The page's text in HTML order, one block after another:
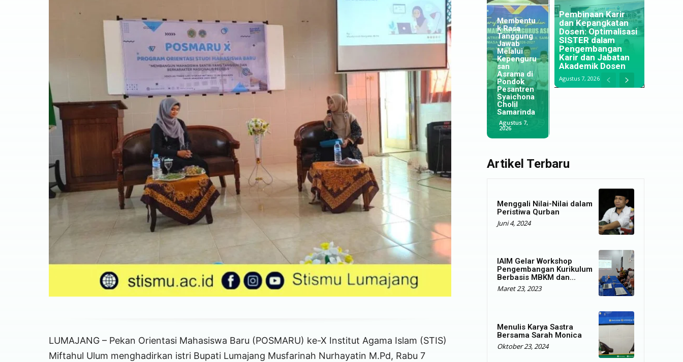
LUMAJANG – Pekan Orientasi Mahasiswa Baru (POSMARU) ke-X Institut Agama Islam (STIS)
Miftahul Ulum menghadirkan istri Bupati Lumajang Musfarinah Nurhayatin M.Pd, Rabu 7
Membentu
k Rasa
Tanggung
Jawab
Melalui
Kepenguru
san
Asrama di
Pondok
Pesantren
Syaichona
Cholil
Samarinda
Agustus 7,
2026
Menapaki
Langkah di
Negeri
Jiran:
Jejak
Alumni
IAIM
Lumajang
Menjaga
Tradisi
si
Pengawas
an Ibadah
untuk
Meningkat
Pembinaan Karir
dan Kepangkatan
Dosen: Optimalisasi
SISTER dalam
Pengembangan
Karir dan Jabatan
Akademik Dosen
Agustus 7, 2026
Artikel Terbaru
Menggali Nilai-Nilai dalam
Peristiwa Qurban
Juni 4, 2024
IAIM Gelar Workshop
Pengembangan Kurikulum
Berbasis MBKM dan...
Maret 23, 2023
Menulis Karya Sastra
Bersama Sarah Monica
Oktober 23, 2024